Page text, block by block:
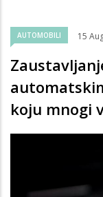
AUTOMOBILI 15
koju mnogi